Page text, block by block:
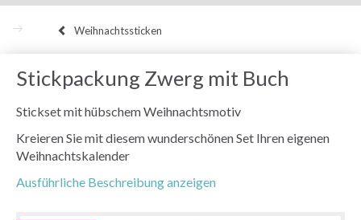
Weihnachtssticken
Stickpackung Zwerg mit Buch
Stickset mit hübschem Weihnachtsmotiv
Kreieren Sie mit diesem wunderschönen Set Ihren eigenen
Weihnachtskalender
Ausführliche Beschreibung anzeigen